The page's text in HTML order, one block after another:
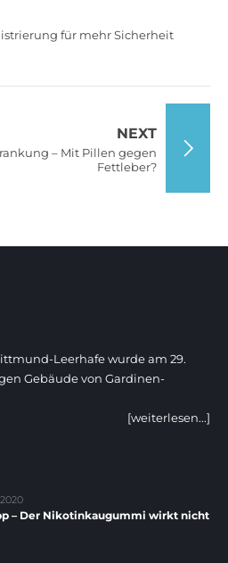
für mehr Sicherheit
NEXT
– Mit Pillen gegen
Fettleber?
Leerhafe wurde am 29.
Gebäude von Gardinen-
[weiterlesen...]
– Der Nikotinkaugummi wirkt nicht